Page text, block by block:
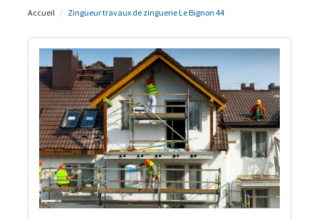
Accueil Zingueur travaux de zinguerie Le Bignon 44